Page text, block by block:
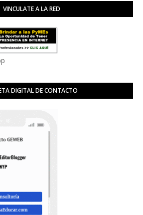
VINCULATE A LA RED
DIGITAL DE CONTACTO